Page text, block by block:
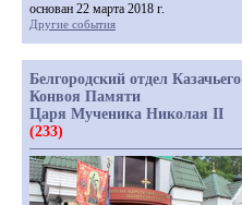
основан 22 марта 2018 г.
Другие события
Белгородский отдел Казачьего
Конвоя Памяти
Царя Мученика Николая II
(233)